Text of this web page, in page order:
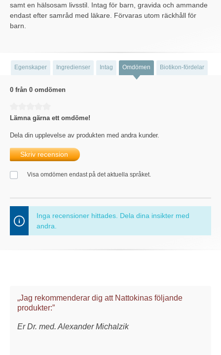
samt en hälsosam livsstil. Intag för barn, gravida och ammande
endast efter samråd med läkare. Förvaras utom räckhåll för
barn.
Egenskaper Ingredienser Intag Omdömen Biotikon-fördelar
0 från 0 omdömen
Lämna gärna ett omdöme!
Dela din upplevelse av produkten med andra kunder.
Skriv recension
Visa omdömen endast på det aktuella språket.
Inga recensioner hittades. Dela dina insikter med
andra.
„Jag rekommenderar dig att Nattokinas följande
produkter:”
Er Dr. med. Alexander Michalzik